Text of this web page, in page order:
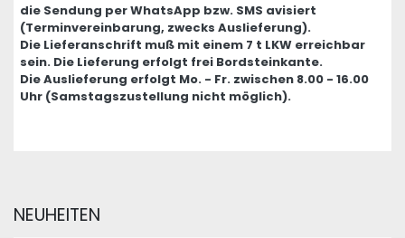
die Sendung per WhatsApp bzw. SMS avisiert
(Terminvereinbarung, zwecks Auslieferung).
Die Lieferanschrift muß mit einem 7 t LKW erreichbar
sein. Die Lieferung erfolgt frei Bordsteinkante.
Die Auslieferung erfolgt Mo. - Fr. zwischen 8.00 - 16.00
Uhr (Samstagszustellung nicht möglich).
NEUHEITEN